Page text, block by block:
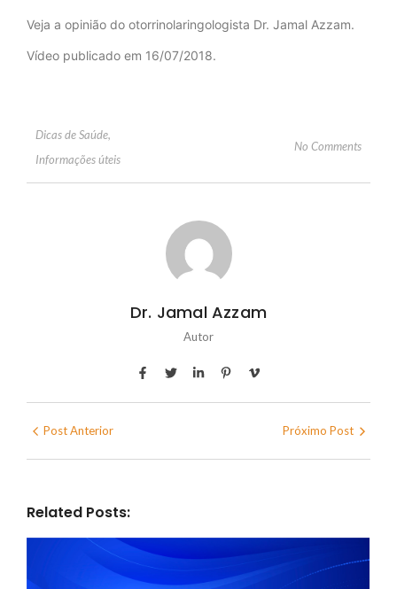
Veja a opinião do otorrinolaringologista Dr. Jamal Azzam.
Vídeo publicado em 16/07/2018.
Dicas de Saúde,
Informações úteis
No Comments
Dr. Jamal Azzam
Autor
Post Anterior Próximo Post
Related Posts: